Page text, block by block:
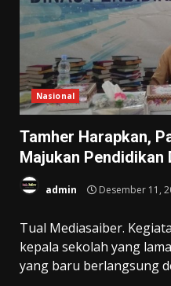
Nasional
Tamher Harapkan,
Majukan Pendidikan
admin Desember 11,
Tual Mediasaiber.
kepala sekolah yang
yang baru berlangsung